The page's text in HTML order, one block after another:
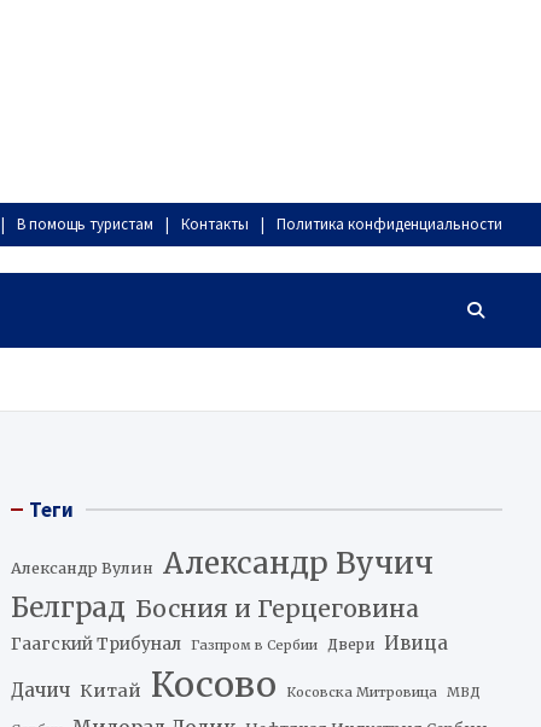
В помощь туристам Контакты Политика конфиденциальности
Теги
Александр Вулин Александр Вучич
Белград Босния и Герцеговина
Гаагский Трибунал Газпром в Сербии Двери Ивица
Дачич Китай Косово Косовска Митровица МВД